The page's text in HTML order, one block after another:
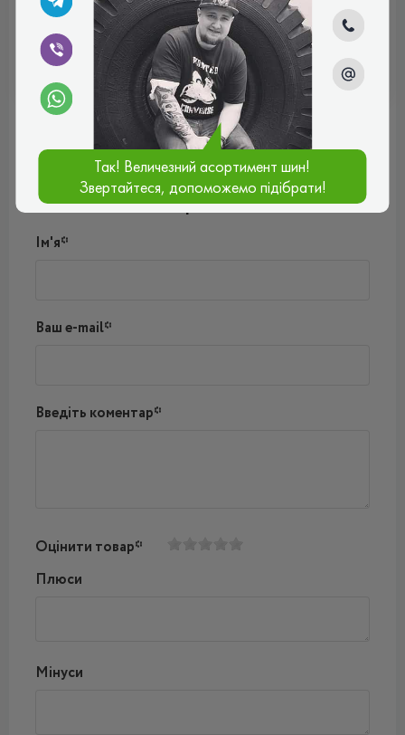
ВСЕСЕЗОННІ
Відгуки (0)
Поки немає коментарів
Написати коментар
Ім'я*
Ваш e-mail*
Введіть коментар*
Оцінити товар*
Плюси
Мінуси
Так! Величезний асортимент шин!
Звертайтеся, допоможемо підібрати!